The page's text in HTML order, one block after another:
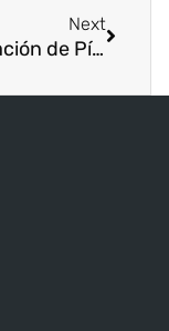
Next
Capacitación de Pívot a estudiantes de Maestría de ISAE Universidad.